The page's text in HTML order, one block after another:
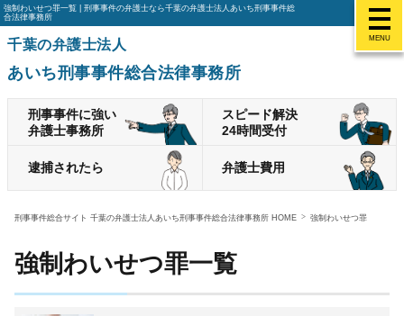
MENU
強制わいせつ罪一覧 | 刑事事件の弁護士なら千葉の弁護士法人あいち刑事事件総
合法律事務所
千葉の弁護士法人
あいち刑事事件総合法律事務所
刑事事件に強い
弁護士事務所
スピード解決
24時間受付
逮捕されたら 弁護士費用
刑事事件総合サイト 千葉の弁護士法人あいち刑事事件総合法律事務所 HOME 強制わいせつ罪
強制わいせつ罪一覧